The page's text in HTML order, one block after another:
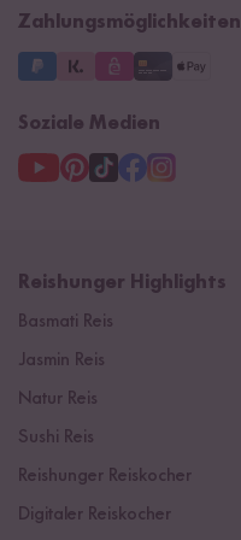
Zahlungsmöglichkeiten
Soziale Medien
Reishunger Highlights
Basmati Reis
Jasmin Reis
Natur Reis
Sushi Reis
Reishunger Reiskocher
Digitaler Reiskocher